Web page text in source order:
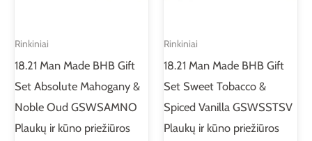
Rinkiniai
18.21 Man Made BHB Gift
Set Absolute Mahogany &
Noble Oud GSWSAMNO
Plaukų ir kūno priežiūros
Rinkiniai
18.21 Man Made BHB Gift
Set Sweet Tobacco &
Spiced Vanilla GSWSSTSV
Plaukų ir kūno priežiūros